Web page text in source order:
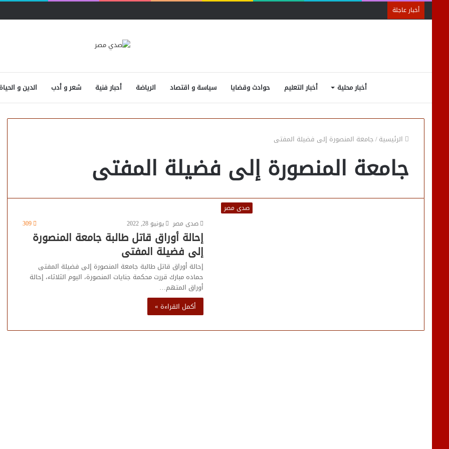
أخبار عاجلة
أخبار محلية أخبار التعليم حوادث وقضايا سياسة و اقتصاد الرياضة أحبار فنية شعر و أدب الدين و الحياة
الرئيسية/جامعة المنصورة إلى فضيلة المفتى
جامعة المنصورة إلى فضيلة المفتى
صدى مصر
صدى مصر
يونيو 28, 2022 309
إحالة أوراق قاتل طالبة جامعة المنصورة
إلى فضيلة المفتى
إحالة أوراق قاتل طالبة جامعة المنصورة إلى فضيلة المفتى
حماده مبارك قررت محكمة جنايات المنصورة، اليوم الثلاثاء، إحالة
أوراق المتهم…
أكمل القراءة »